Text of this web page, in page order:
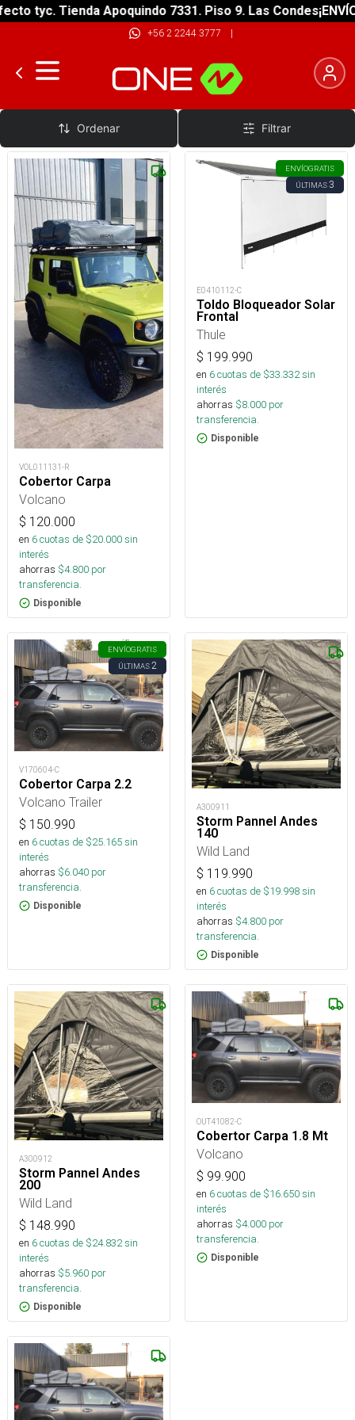
tyc. Tienda Apoquindo 7331. Piso 9. Las Condes
+56 2 2244 3777 |
Cobertor Carpa Techo
Ordenar Filtrar
VOL011131-R
Cobertor Carpa
Volcano
$ 120.000
en 6cuotas de $20.000sin
interés
ahorras $4.800 por
transferencia.
Disponible
ENVÍOGRATIS
ÚLTIMAS3
E0410112-C
Toldo Bloqueador Solar
Frontal
Thule
$ 199.990
en 6cuotas de $33.332sin
interés
ahorras $8.000 por
transferencia.
Disponible
ENVÍOGRATIS
ÚLTIMAS2
V170604-C
Cobertor Carpa 2.2
Volcano Trailer
$ 150.990
en 6cuotas de $25.165sin
interés
ahorras $6.040 por
transferencia.
Disponible
A300911
Storm Pannel Andes
140
Wild Land
$ 119.990
en 6cuotas de $19.998sin
interés
ahorras $4.800 por
transferencia.
Disponible
A300912
Storm Pannel Andes
200
Wild Land
$ 148.990
en 6cuotas de $24.832sin
interés
ahorras $5.960 por
transferencia.
Disponible
OUT41082-C
Cobertor Carpa 1.8 Mt
Volcano
$ 99.900
en 6cuotas de $16.650sin
interés
ahorras $4.000 por
transferencia.
Disponible